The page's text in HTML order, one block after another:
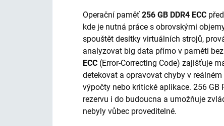
Operační paměť 256 GB DDR4 ECC
kde je nutná práce s obrovskými
spouštět desítky virtuálních strojů,
analyzovat big data přímo v paměti
ECC (Error-Correcting Code) zajišťuje
detekovat a opravovat chyby v
výpočty nebo kritické aplikace. 256
rezervu i do budoucna a umožňuje
nebyly vůbec proveditelné.